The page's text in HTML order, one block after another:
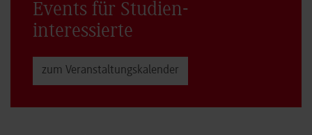
Events für Studien­
interessierte
zum Veranstaltungs­kalender